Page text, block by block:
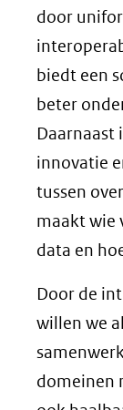
door
biedt een
beter
Daarnaast
innovatie
tussen
maakt wie
data en
Door de
willen we
domeinen